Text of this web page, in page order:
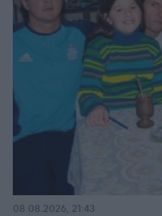
08.08.2026, 21:43